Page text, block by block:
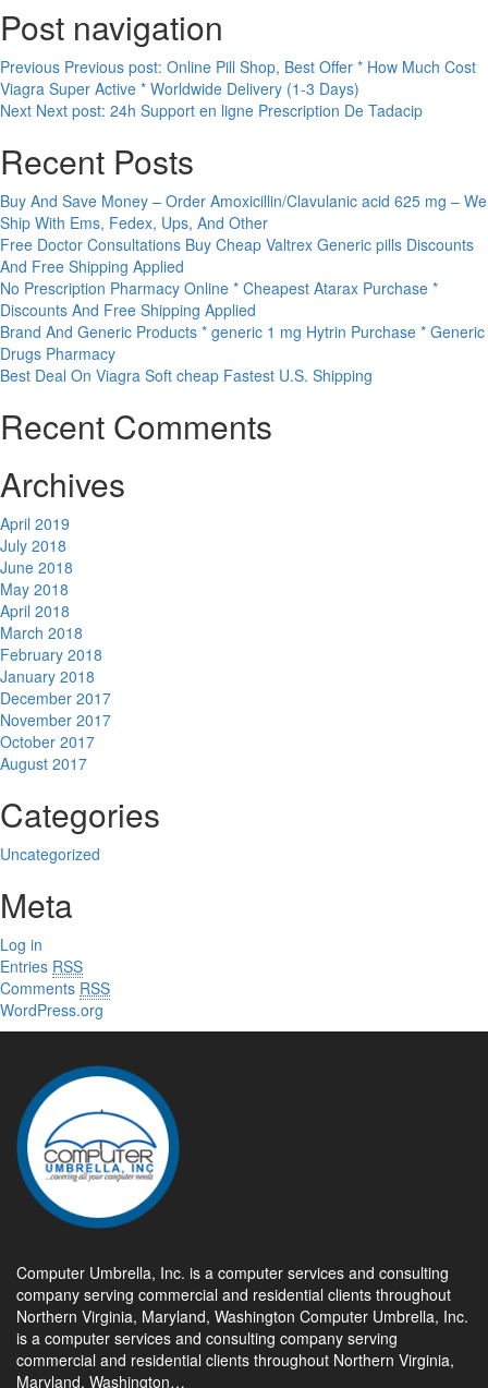
Post navigation
Previous Previous post: Online Pill Shop, Best Offer * How Much Cost
Viagra Super Active * Worldwide Delivery (1-3 Days)
Next Next post: 24h Support en ligne Prescription De Tadacip
Recent Posts
Buy And Save Money – Order Amoxicillin/Clavulanic acid 625 mg – We
Ship With Ems, Fedex, Ups, And Other
Free Doctor Consultations Buy Cheap Valtrex Generic pills Discounts
And Free Shipping Applied
No Prescription Pharmacy Online * Cheapest Atarax Purchase *
Discounts And Free Shipping Applied
Brand And Generic Products * generic 1 mg Hytrin Purchase * Generic
Drugs Pharmacy
Best Deal On Viagra Soft cheap Fastest U.S. Shipping
Recent Comments
Archives
April 2019
July 2018
June 2018
May 2018
April 2018
March 2018
February 2018
January 2018
December 2017
November 2017
October 2017
August 2017
Categories
Uncategorized
Meta
Log in
Entries RSS
Comments RSS
WordPress.org
Computer Umbrella, Inc. is a computer services and consulting
company serving commercial and residential clients throughout
Northern Virginia, Maryland, Washington Computer Umbrella, Inc.
is a computer services and consulting company serving
commercial and residential clients throughout Northern Virginia,
Maryland, Washington…